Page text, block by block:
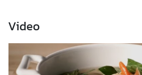
o
a
Video